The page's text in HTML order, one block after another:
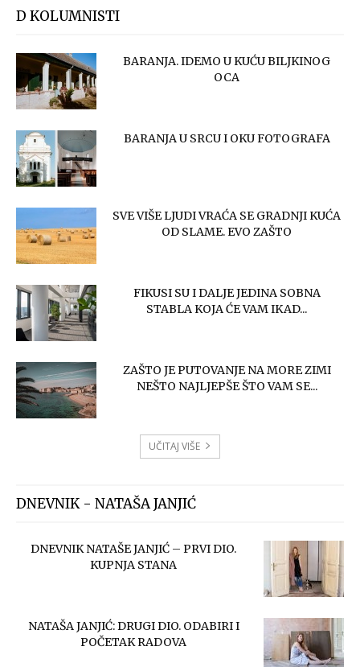
D KOLUMNISTI
BARANJA. IDEMO U KUĆU BILJKINOG
OCA
BARANJA U SRCU I OKU FOTOGRAFA
SVE VIŠE LJUDI VRAĆA SE GRADNJI KUĆA
OD SLAME. EVO ZAŠTO
FIKUSI SU I DALJE JEDINA SOBNA
STABLA KOJA ĆE VAM IKAD...
ZAŠTO JE PUTOVANJE NA MORE ZIMI
NEŠTO NAJLJEPŠE ŠTO VAM SE...
UČITAJ VIŠE
DNEVNIK - NATAŠA JANJIĆ
DNEVNIK NATAŠE JANJIĆ – PRVI DIO.
KUPNJA STANA
NATAŠA JANJIĆ: DRUGI DIO. ODABIRI I
POČETAK RADOVA